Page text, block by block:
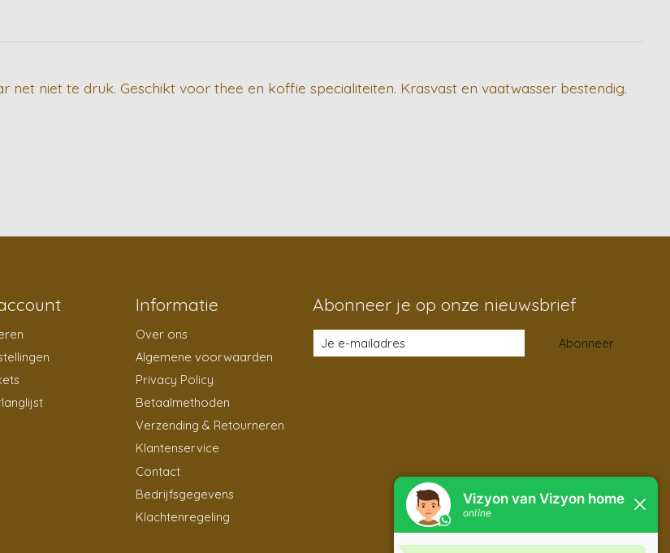
net niet te druk. Geschikt voor thee en koffie specialiteiten. Krasvast en vaatwasser bestendig.
Informatie
Over ons
Algemene voorwaarden
Privacy Policy
Betaalmethoden
Verzending & Retourneren
Klantenservice
Contact
Bedrijfsgegevens
Klachtenregeling
Abonneer je op onze nieuwsbrief
Abonneer